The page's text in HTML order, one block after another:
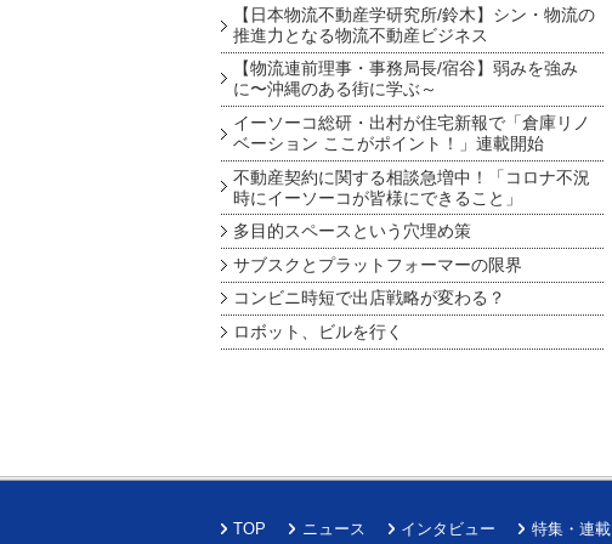
【日本物流不動産学研究所/鈴木】シン・物流の
推進力となる物流不動産ビジネス
【物流連前理事・事務局長/宿谷】弱みを強み
に〜沖縄のある街に学ぶ～
イーソーコ総研・出村が住宅新報で「倉庫リノ
ベーション ここがポイント！」連載開始
不動産契約に関する相談急増中！「コロナ不況
時にイーソーコが皆様にできること」
多目的スペースという穴埋め策
サブスクとプラットフォーマーの限界
コンビニ時短で出店戦略が変わる？
ロボット、ビルを行く
TOP
ニュース インタビュー 特集・連載